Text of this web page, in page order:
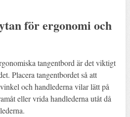
för ergonomi och
tangentbord är det viktigt
Placera tangentbordet så att
och handlederna vilar lätt på
eller vrida handlederna utåt då